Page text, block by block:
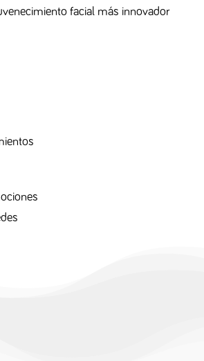
facial más innovador